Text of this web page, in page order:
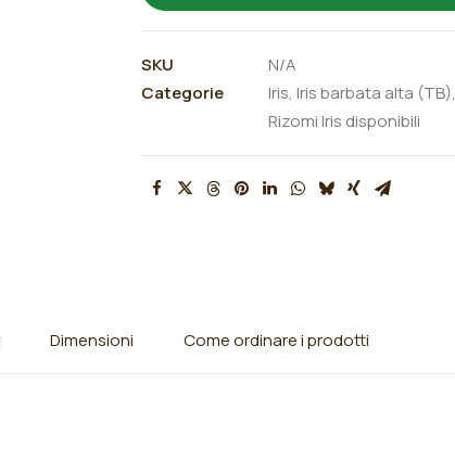
SKU
N/A
Categorie
Iris, Iris barbata alta (TB),
Rizomi Iris disponibili
Dimensioni Come ordinare i prodotti